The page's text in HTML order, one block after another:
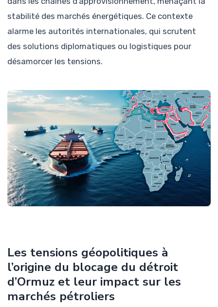
stabilité des marchés énergétiques. Ce contexte
alarme les autorités internationales, qui scrutent
des solutions diplomatiques ou logistiques pour
désamorcer les tensions.
Les tensions géopolitiques à
l’origine du blocage du détroit
d’Ormuz et leur impact sur les
marchés pétroliers